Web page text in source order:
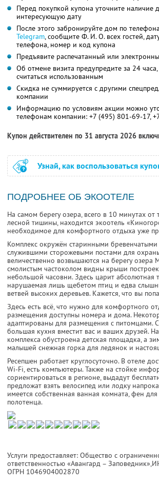
Перед покупкой купона уточните наличие
интересующую дату
После этого забронируйте дом по
Telegram, сообщите Ф. И. О. всех гостей,
телефона, номер и код купона
Предъявите распечатанный или
Об отмене визита предупредите за 24
считаться использованным
Скидка не суммируется с другими
компании
Информацию по условиям акции можно
телефонам компании: +7 (495) 801-69-17,
Купон действителен по 31 августа 2026
Узнай, как воспользоваться
ПОДРОБНЕЕ ОБ ЭКООТЕЛЕ
На самом берегу озера, всего в 10 минутах от
лесной тишины, находится экоотель
необходимое для комфортного отдыха уже
Комплекс окружён старинными
служившими сторожевыми постами для
величественно возвышаются на берегу озера
смолистым частоколом видны крыши
небольшой часовни. Здесь царит абсолютная
нарушаемая лишь щебетом птиц и едва
ветвей высоких деревьев. Кажется, что вы
Здесь есть всё, что нужно для комфортного
размещения доступны номера и дома.
адаптированы для размещения с питомцами.
большая кухня вместит вас и ваших друзей.
комплекса обустроена детская площадка, а
малышей снежная горка для ледянок и
Ресепшен работает круглосуточно. В отеле
Wi-Fi, есть компьютеры. Также на стойке
сориентироваться в регионе, выдадут
предложат взять велосипед или лодку
имеется собственная ванная комната, фен
полотенца.
Услуги предоставляет: Общество с
ответственностью «Авангард – Заповедник»,
ОГРН 1046904002870